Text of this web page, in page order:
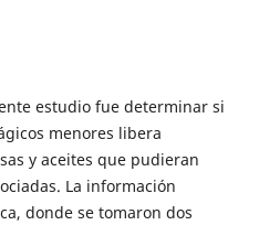
estudio fue determinar si
menores libera
y aceites que pudieran
La información
donde se tomaron dos